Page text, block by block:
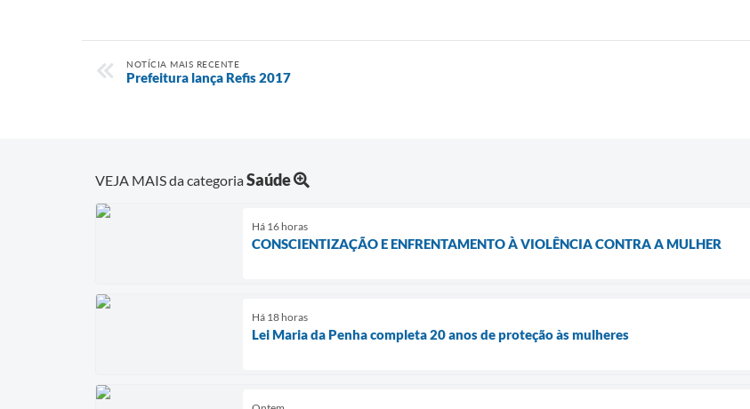
NOTÍCIA MAIS RECENTE
Prefeitura lança Refis 2017
VEJA MAIS da categoriaSaúde
Há 16 horas
CONSCIENTIZAÇÃO E ENFRENTAMENTO À VIOLÊNCIA CONTRA A MULHER
Há 18 horas
Lei Maria da Penha completa 20 anos de proteção às mulheres